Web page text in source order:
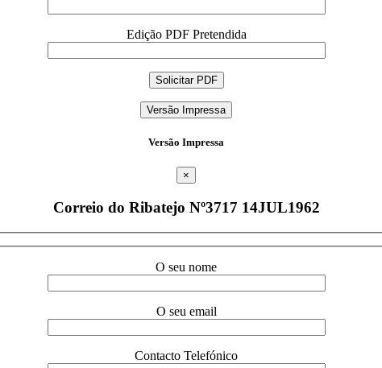
Edição PDF Pretendida
Versão Impressa
Versão Impressa
×
Correio do Ribatejo Nº3717 14JUL1962
O seu nome
O seu email
Contacto Telefónico